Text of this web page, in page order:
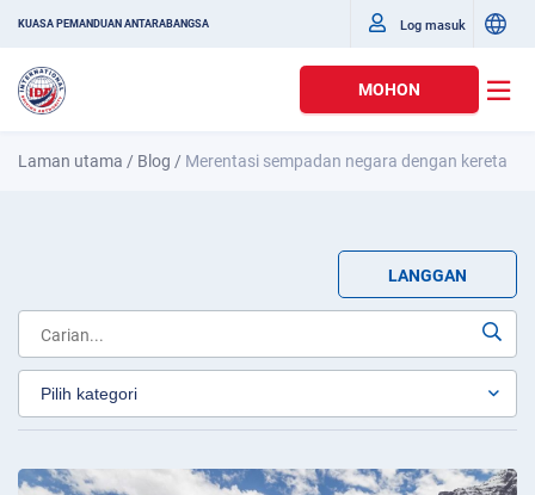
KUASA PEMANDUAN ANTARABANGSA Log masuk
MOHON
Laman utama / Blog / Merentasi sempadan negara dengan kereta
LANGGAN